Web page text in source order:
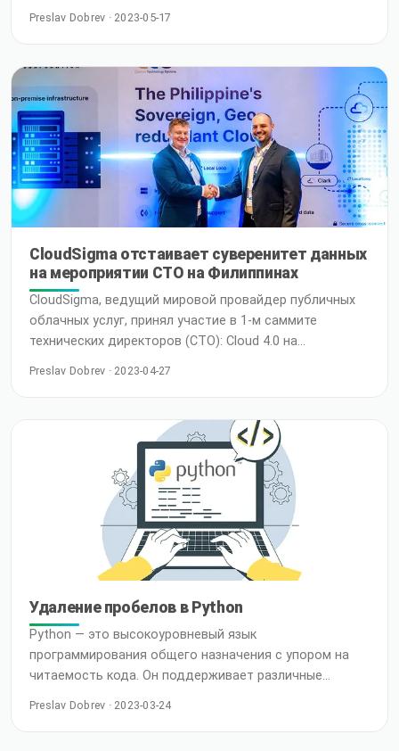
поставщиком инфраструктуры блокчейн-технологий.
во всей сети облачных локаций CloudSigma, включая
США, Мексику, Великобританию, Германию,
Швейцарию, Швецию, Египет, Саудовскую Аравию,
Индию, Филиппин
Preslav Dobrev · 2023-05-17
CloudSigma отстаивает суверенитет данных
на мероприятии CTO на Филиппинах
CloudSigma, ведущий мировой провайдер публичных
облачных услуг, принял участие в 1-м саммите
технических директоров (CTO): Cloud 4.0 на
Филиппинах. Это престижное мероприятие было
отраслей региона для продуктивного нетворкинга и
обмена опытом. В связи с растущим присутствием
CloudSigma на рынке Азиатско-Тихоокеанского
региона, мероприятие CTO представляет собой
Preslav Dobrev · 2023-04-27
Удаление пробелов в Python
Python — это высокоуровневый язык
программирования общего назначения с упором на
читаемость кода. Он поддерживает различные
парадигмы программирования, например, структурное,
Preslav Dobrev · 2023-03-24